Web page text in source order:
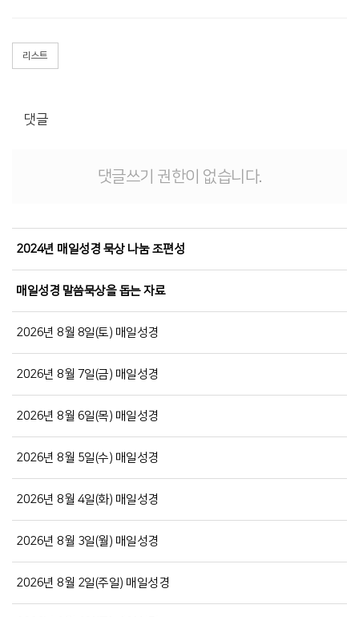
리스트
댓글
댓글쓰기 권한이 없습니다.
2024년 매일성경 묵상 나눔 조편성
매일성경 말씀묵상을 돕는 자료
2026년 8월 8일(토) 매일성경
2026년 8월 7일(금) 매일성경
2026년 8월 6일(목) 매일성경
2026년 8월 5일(수) 매일성경
2026년 8월 4일(화) 매일성경
2026년 8월 3일(월) 매일성경
2026년 8월 2일(주일) 매일성경